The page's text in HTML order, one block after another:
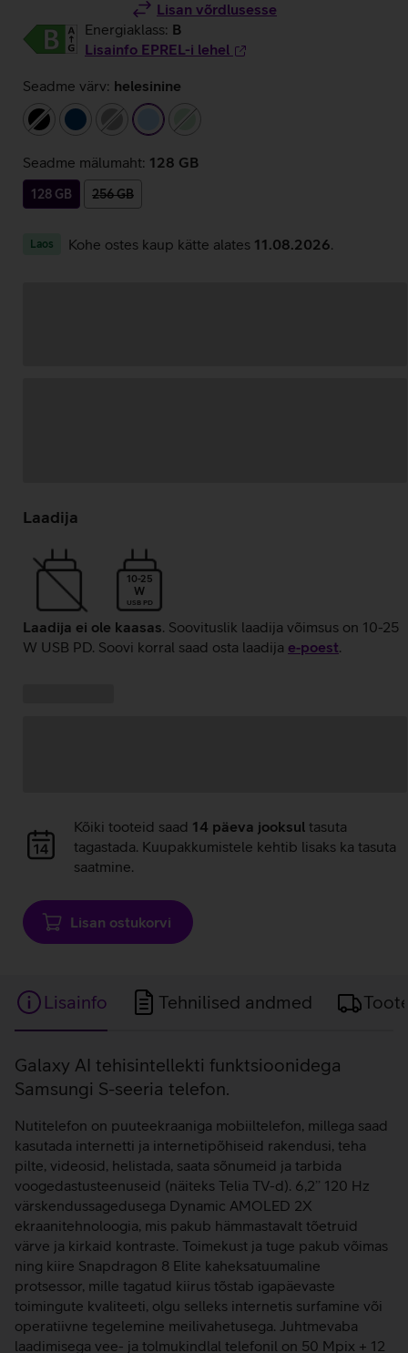
Lisan võrdlusesse
Energiaklass: B
Lisainfo EPREL-i lehel
Seadme värv: helesinine
must
tumesinine
hall helesinineheleroheline
Seadme mälumaht: 128 GB
128 GB 256 GB
Laos Kohe ostes kaup kätte alates 11.08.2026
laadimine
Laadija
10-25
W
USB PD
Laadija ei ole kaasas. Soovituslik laadija võimsus on 10-25
W USB PD. Soovi korral saad osta laadija e‑poest.
Andmete
laadimine
Kõiki tooteid saad 14 päeva jooksul tasuta
tagastada. Kuupakkumistele kehtib lisaks ka tasuta
saatmine.
Lisan ostukorvi
Lisainfo Tehnilised andmed
Lisainfo
Galaxy AI tehisintellekti funktsioonidega
Samsungi S-seeria telefon.
Nutitelefon on puuteekraaniga mobiiltelefon, millega saad
kasutada internetti ja internetipõhiseid rakendusi, teha
pilte, videosid, helistada, saata sõnumeid ja tarbida
voogedastusteenuseid (näiteks Telia TV-d). 6,2’’ 120 Hz
värskendussagedusega Dynamic AMOLED 2X
ekraanitehnoloogia, mis pakub hämmastavalt tõetruid
värve ja kirkaid kontraste. Toimekust ja tuge pakub võimas
ning kiire Snapdragon 8 Elite kaheksatuumaline
protsessor, mille tagatud kiirus tõstab igapäevaste
toimingute kvaliteeti, olgu selleks internetis surfamine või
operatiivne tegelemine meilivahetusega. Juhtmevaba
laadimisega vee- ja tolmukindlal telefonil on 50 Mpix + 12